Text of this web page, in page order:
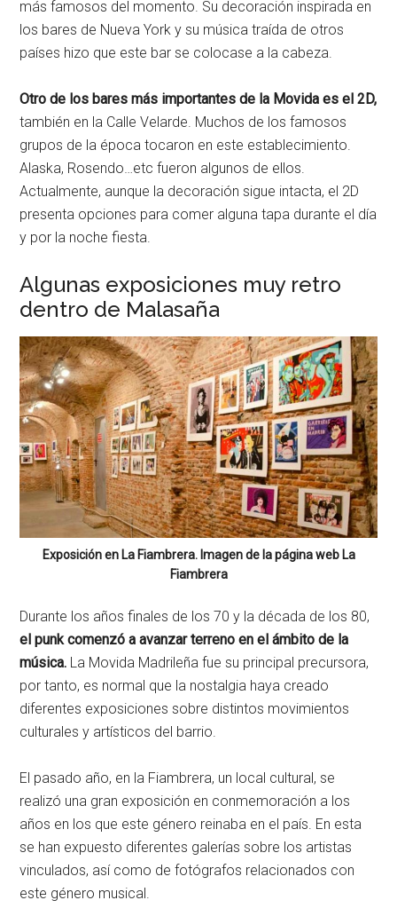
más famosos del momento. Su decoración inspirada en
los bares de Nueva York y su música traída de otros
países hizo que este bar se colocase a la cabeza.
Otro de los bares más importantes de la Movida es el 2D,
también en la Calle Velarde. Muchos de los famosos
grupos de la época tocaron en este establecimiento.
Alaska, Rosendo…etc fueron algunos de ellos.
Actualmente, aunque la decoración sigue intacta, el 2D
presenta opciones para comer alguna tapa durante el día
y por la noche fiesta.
Algunas exposiciones muy retro
dentro de Malasaña
Exposición en La Fiambrera. Imagen de la página web La
Fiambrera
Durante los años finales de los 70 y la década de los 80,
el punk comenzó a avanzar terreno en el ámbito de la
música. La Movida Madrileña fue su principal precursora,
por tanto, es normal que la nostalgia haya creado
diferentes exposiciones sobre distintos movimientos
culturales y artísticos del barrio.
El pasado año, en la Fiambrera, un local cultural, se
realizó una gran exposición en conmemoración a los
años en los que este género reinaba en el país. En esta
se han expuesto diferentes galerías sobre los artistas
vinculados, así como de fotógrafos relacionados con
este género musical.